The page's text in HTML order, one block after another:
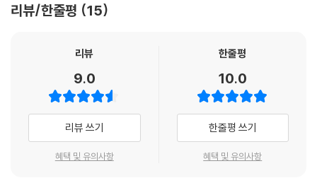
이 책은 거장들의 그림을 단 한 번도 직접 보지 못하고 혼자서 미술을 공부
쳐 라틴 예술의 거장으로 불리우기까지의 생애와 작품을 담고 있다. 보테
아주 구체적으로 다룸으로써 그곳 세계의 아름답고 초시간적인 이미지를
그려냈다. 그는 ‘살아 있는 피카소’라 상찬 받으며 국제 아트 옥션 랭킹에서
현존 작가 1위에 등극해 있다. 대중의 눈을 사로잡는 매력적인 보테로의 그
림들을 이 책에서 직접 만나보자.
리뷰/한줄평 15
리뷰
9.0
리뷰 쓰기
혜택 및 유의사항
한줄평
10.0
한줄평 쓰기
혜택 및 유의사항